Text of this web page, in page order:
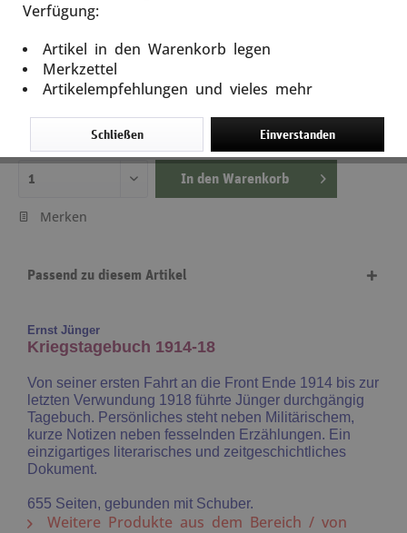
Kriegstagebuch 1914-18
Artikel-Nr.: 11588
32,95 €
inkl. MwSt.zzgl. Versandkosten
Lieferzeit ca. 5 Tage
In den Warenkorb
Merken
Passend zu diesem Artikel
Ernst Jünger
Kriegstagebuch 1914-18
Von seiner ersten Fahrt an die Front Ende 1914 bis zur
letzten Verwundung 1918 führte Jünger durchgängig
Tagebuch. Persönliches steht neben Militärischem,
kurze Notizen neben fesselnden Erzählungen. Ein
einzigartiges literarisches und zeitgeschichtliches
Dokument.
655 Seiten, gebunden mit Schuber.
Weitere Produkte aus dem Bereich / von
Verfügung:
Artikel in den Warenkorb legen
Merkzettel
Artikelempfehlungen und vieles mehr
Einverstanden
Schließen